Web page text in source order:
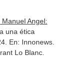
Angel:
una ética
En: Innonews.
Lo Blanc.